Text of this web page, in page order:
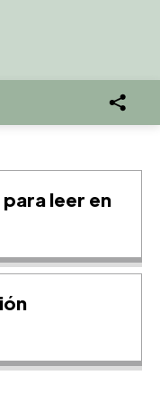
leer en